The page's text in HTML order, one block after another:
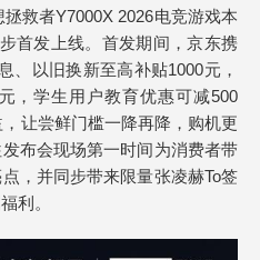
救者Y7000X 2026电竞游戏本
首发上线。首发期间，京东携
、以旧换新至高补贴1000元，
，学生用户教育优惠可减500
让尝鲜门槛一降再降，购机更
布会现场第一时间为消费者带
，并同步带来限量张凌赫To签
利。